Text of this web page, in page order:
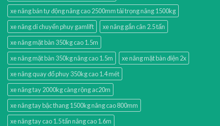
xe nâng bán tự động nâng cao 2500mm tải trọng nâng 1500kg
xe nâng di chuyển phuy gamlift
xe nâng gắn cân 2.5 tấn
xe nâng mặt bàn 350kg cao 1.5m
xe nâng mặt bàn 350kg nâng cao 1.5m
xe nâng mặt bàn điện 2x
xe nâng quay đổ phuy 350kg cao 1.4 mét
xe nâng tay 2000kg càng rộng ac20m
xe nâng tay bậc thang 1500kg nâng cao 800mm
xe nâng tay cao 1.5 tấn nâng cao 1.6m